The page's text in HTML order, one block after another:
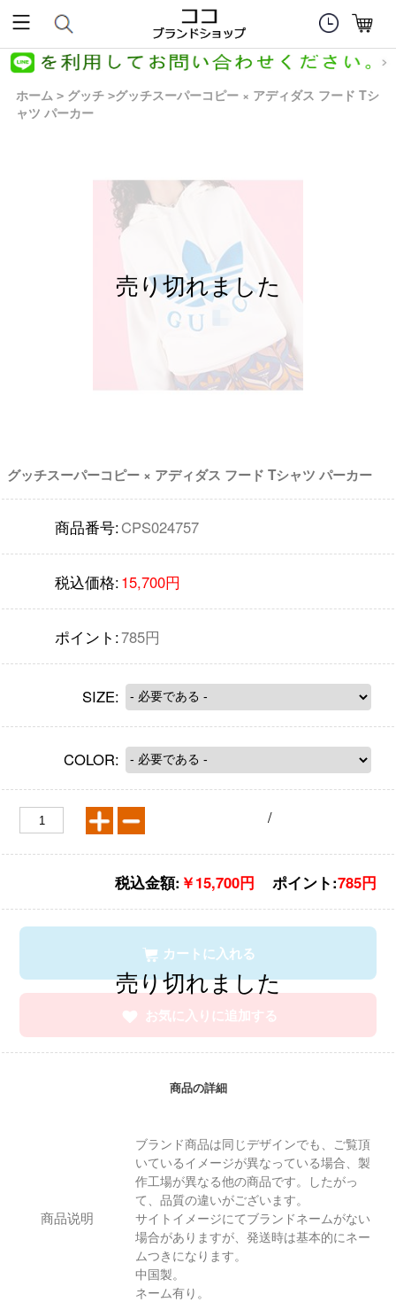
ホーム > グッチ >グッチスーパーコピー × アディダス フード Tシ
ャツ パーカー
グッチスーパーコピー × アディダス フード Tシャツ パーカー
商品番号:CPS024757
税込価格:15,700円
ポイント:785円
SIZE:
COLOR:
/
税込金額: ￥15,700円 ポイント:785円
カートに入れる
お気に入りに追加する
商品の詳細
商品说明
ブランド商品は同じデザインでも、ご覧頂
いているイメージが異なっている場合、製
作工場が異なる他の商品です。したがっ
て、品質の違いがございます。
サイトイメージにてブランドネームがない
場合がありますが、発送時は基本的にネー
ムつきになります。
中国製。
ネーム有り。